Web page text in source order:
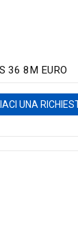
36 8M EURO
UNA